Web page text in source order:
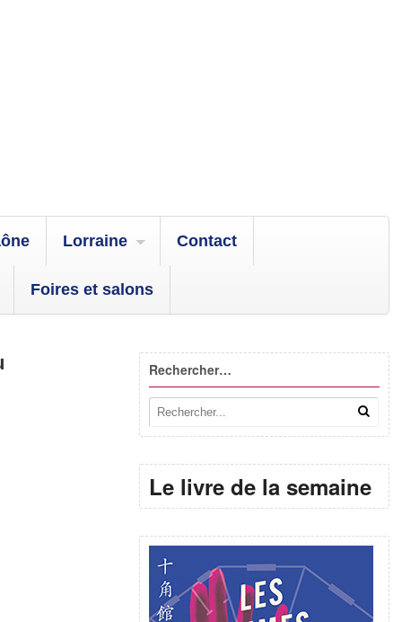
Lorraine Contact
Foires et salons
Rechercher…
Le livre de la semaine